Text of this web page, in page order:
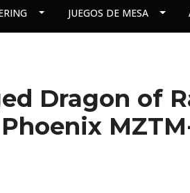
JUEGOS DE MESA
Dragon of